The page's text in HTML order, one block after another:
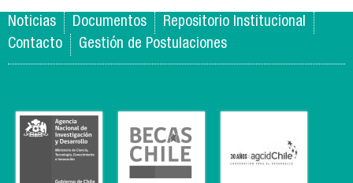
Noticias Documentos
Repositorio Institucional
Contacto
Gestión de Postulaciones